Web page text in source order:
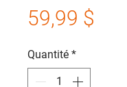
59,99 $
Quantité *